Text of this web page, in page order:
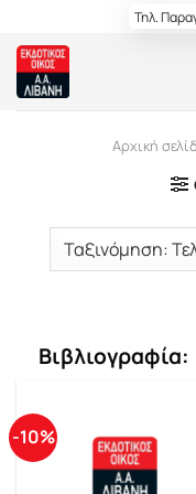
content
Τηλ.
Αρχική
Βιβλιογραφία:
-10%